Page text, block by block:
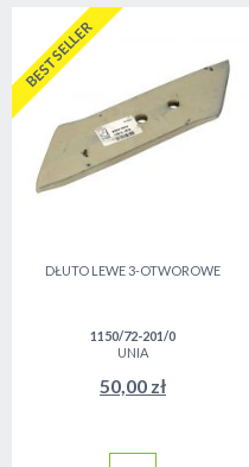
BESTSELLER
DŁUTO LEWE 3-OTWOROWE
1150/72-201/0
UNIA
50,00 zł